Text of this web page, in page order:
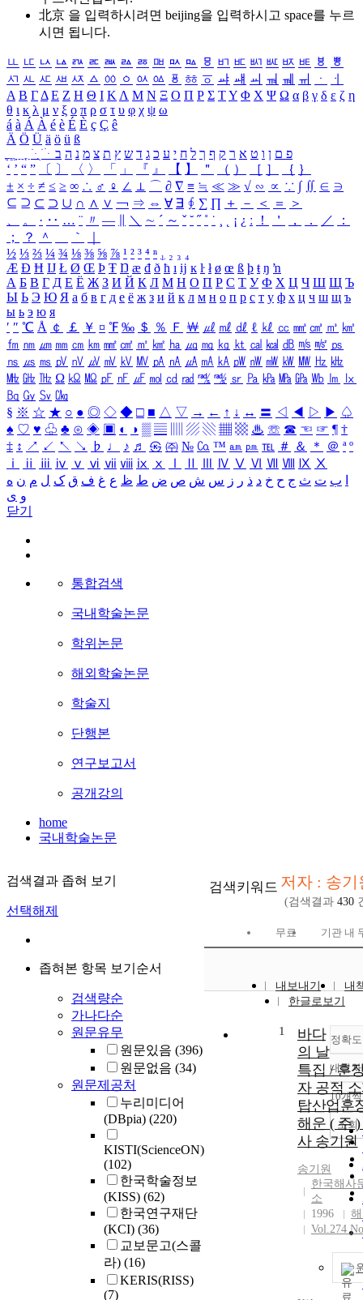
北京 을 입력하시려면 beijing을 입력하시고 space를 누르
시면 됩니다.
ㅥ ㅦ ㅧ ㅨ ㅩ ㅪ ㅫ ㅬ ㅭ ㅮ ㅯ ㅰ ㅱ ㅲ ㅳ ㅴ ㅵ ㅶ ㅷ ㅸ
ㅹ
ㅺ ㅻ ㅼ ㅽ ㅾ ㅿ ㆀ ㆁ ㆂ ㆃ ㆄ ㆅ ㆆ ㆇ ㆈ ㆉ ㆊ ㆋ ㆌ ㆍ
ㆎ
Α Β ΓΔ Ε Ζ Η Θ Ι ΚΛ Μ Ν Ξ Ο Π Ρ Σ ΤΥ Φ Χ Ψ Ω α β γ δ ε ζ η
θ ι κ λ μ ν ξ ο π ρ σ τ υ φ χ ψ ω
á à Á À é è É È ç Ç ê
Ä Ö Ü ä ö ü ß
ִֶֹ ֻּ ׁׂ פ ם ן ו ט א ר ק ף ך ל ח י ע כ ג ד ש ץ ת צ מ נ ה ב
‘ ’ “ ” 〔 〕 〈 〉 「 」 『 』 【 】 ＂ （ ） ［ ］ ｛ ｝
± × ÷ ≠ ≤ ≥ ∞ ∴ ♂ ♀ ∠ ⊥ ⌒ ∂ ∇ ≡ ≒ ≪ ≫ √ ∽ ∝ ∵ ∫ ∬ ∈ ∋
⊆ ⊇ ⊂ ⊃ ∪ ∩ ∧ ∨ ￢ ⇒ ⇔ ∀ ∃ ∮ ∑ ∏ ＋ － ＜ ＝
＞
、
。 · ‥ … ¨ 〃 ― ＼ ∼ ´ ～ ˇ ˘ ˝ ˚ ˙ ¸ ¡ ¿ ː ！ ＇ ， ． ／
：
；
？ ＾ ｀
½ ⅓ ⅔ ¼ ¾ ⅛ ⅜ ⅝ ⅞ ¹ ² ³ ⁴ ⁿ ₁ ₂ ₃ ₄
Æ Ð Ħ Ĳ Ł Ø Œ Þ Ŧ Ŋ æ đ ð ħ ı ĳ ĸ ŀ ł ø œ ß þ ŧ ŋ ŉ
А Б В Г Д Е Ё Ж З И Й К Л М Н О П Р С Т У Ф Х Ц Ч Ш Щ Ъ
Ы Ь Э Ю Я а б в г д е ё ж з и й к л м н о п р с т у ф х ц ч ш щ ъ
ы ь э ю я
′ ″ ℃ Å ￠ ￡ ￥ ¤ ℉ ‰ ＄ ％ Ｆ ￦ ㎕ ㎖ ㎗ ℓ ㎘ ㏄ ㎣ ㎤ ㎥ ㎦
㎙ ㎚ ㎛ ㎜ ㎝ ㎞ ㎟ ㎠ ㎡ ㎢ ㏊ ㎍ ㎎ ㎏ ㏏ ㎈ ㎉ ㏈ ㎧ ㎨ ㎰
㎱ ㎲ ㎳ ㎴ ㎵ ㎶ ㎷ ㎸ ㎹ ㎀ ㎁ ㎂ ㎃ ㎄ ㎺ ㎻ ㎽ ㎾ ㎿ ㎐ ㎑
㎒ ㎓ ㎔ Ω ㏀ ㏁ ㎊ ㎋ ㎌ ㏖ ㏅ ㎭ ㎮ ㎯ ㏛ ㎩ ㎪ ㎫ ㎬ ㏝ ㏐
㏓
㏃ ㏉ ㏜ ㏆
§ ※ ☆ ★ ○ ● ◎ ◇ ◆ □ ■ △ ▽ → ← ↑ ↓ ↔ 〓 ◁ ◀ ▷ ▶ ♤
♠ ♡ ♥ ♧ ♣ ⊙ ◈ ▣ ◐ ◑ ▒ ▤ ▨ ▧ ▦ ▩ ♨ ☏ ☎ ☜ ☞ ¶ †
‡ ↕ ↗ ↙ ↖ ↘ ♭ ♩ ♪ ♬ ㉿ ㈜ № ㏇ ™ ㏂ ㏘ ℡ ＃ ＆ ＊ ＠ ª º
ⅰ
ⅱ ⅲ ⅳ ⅴ ⅵ ⅶ ⅷ ⅸ ⅹ Ⅳ Ⅴ Ⅵ Ⅶ Ⅷ Ⅸ Ⅹ
ب ت ث ج ح خ د ذ ر ز س ش ص ض ط ظ ع غ ف ق ک ل م ن ه
و ی
닫기
통합검색
국내학술논문
학위논문
해외학술논문
학술지
단행본
연구보고서
공개강의
home
국내학술논문
검색결과 좁혀 보기
선택해제
좁혀본 항목 보기순서
검색량순
가나다순
원문유무
원문있음 (396)
원문없음 (34)
원문제공처
누리미디어
(DBpia) (220)
KISTI(ScienceON)
(102)
한국학술정보
(KISS) (62)
한국연구재단
(KCI) (36)
교보문고(스콜
라) (16)
KERIS(RISS)
(7)
검색키워드 저자 : 송기
(검색결과 430
무료 기관 내
내보내기
내
한글로보기
정확
내림
10개
조회
1
바다
의 날
특집 / 훈
자 공적
탑산업훈
해운 ( 주
사 송기원
송기원
한국해사
소
1996
Vol.274